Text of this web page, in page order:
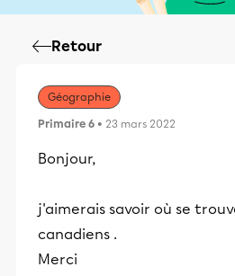
Retour
Géographie
Primaire 6 • 23 mars 2022
Bonjour,
j'aimerais savoir où se
canadiens .
Merci